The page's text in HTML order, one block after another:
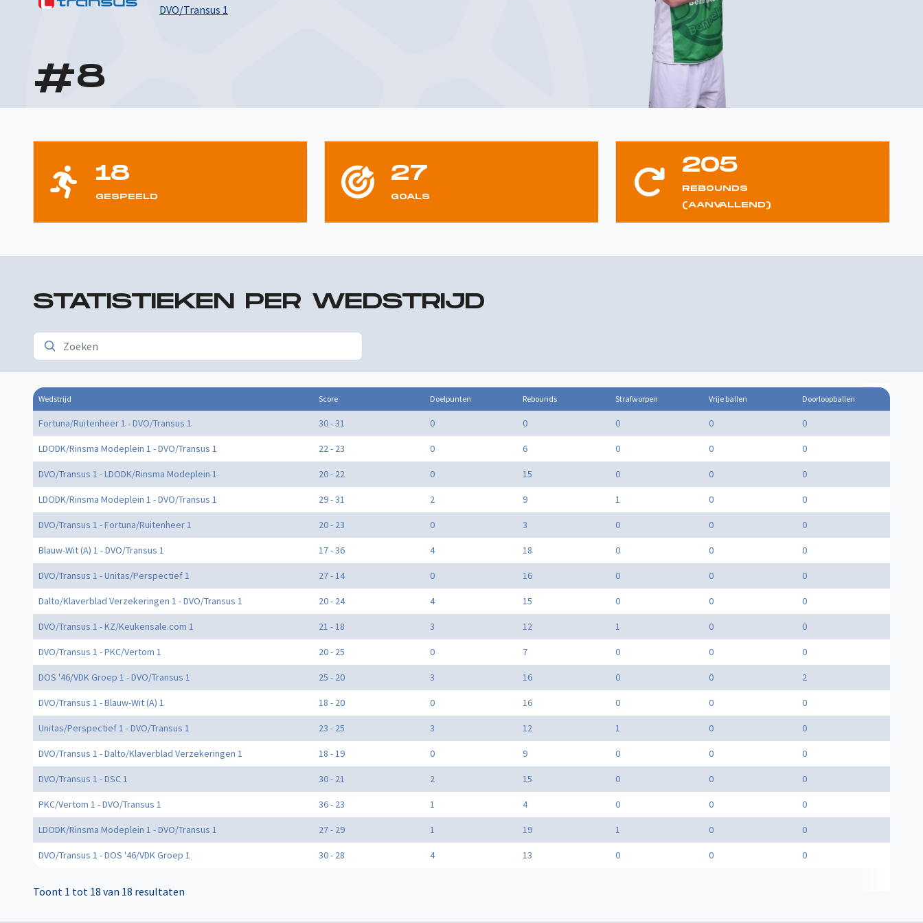
DVO/Transus 1
#8
18
GESPEELD
27
GOALS
205
REBOUNDS
(AANVALLEND)
STATISTIEKEN PER WEDSTRIJD
Wedstrijd Score Doelpunten Rebounds Strafworpen Vrije ballen Doorloopballen
Fortuna/Ruitenheer 1 - DVO/Transus 1 30 - 31 0 0 0 0 0
LDODK/Rinsma Modeplein 1 - DVO/Transus 1 22 - 23 0 6 0 0 0
DVO/Transus 1 - LDODK/Rinsma Modeplein 1 20 - 22 0 15 0 0 0
LDODK/Rinsma Modeplein 1 - DVO/Transus 1 29 - 31 2 9 1 0 0
DVO/Transus 1 - Fortuna/Ruitenheer 1 20 - 23 0 3 0 0 0
Blauw-Wit (A) 1 - DVO/Transus 1 17 - 36 4 18 0 0 0
DVO/Transus 1 - Unitas/Perspectief 1 27 - 14 0 16 0 0 0
Dalto/Klaverblad Verzekeringen 1 - DVO/Transus 1 20 - 24 4 15 0 0 0
DVO/Transus 1 - KZ/Keukensale.com 1 21 - 18 3 12 1 0 0
DVO/Transus 1 - PKC/Vertom 1 20 - 25 0 7 0 0 0
DOS '46/VDK Groep 1 - DVO/Transus 1 25 - 20 3 16 0 0 2
DVO/Transus 1 - Blauw-Wit (A) 1 18 - 20 0 16 0 0 0
Unitas/Perspectief 1 - DVO/Transus 1 23 - 25 3 12 1 0 0
DVO/Transus 1 - Dalto/Klaverblad Verzekeringen 1 18 - 19 0 9 0 0 0
DVO/Transus 1 - DSC 1 30 - 21 2 15 0 0 0
PKC/Vertom 1 - DVO/Transus 1 36 - 23 1 4 0 0 0
LDODK/Rinsma Modeplein 1 - DVO/Transus 1 27 - 29 1 19 1 0 0
DVO/Transus 1 - DOS '46/VDK Groep 1 30 - 28 4 13 0 0 0
Toont 1 tot 18 van 18 resultaten